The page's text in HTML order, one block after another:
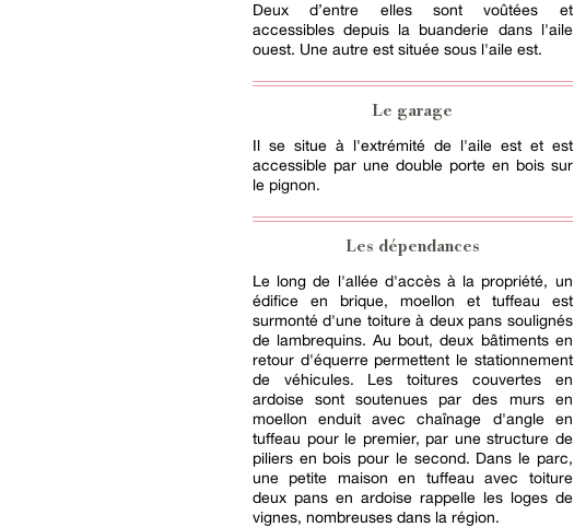
Deux d’entre elles sont voûtées et
accessibles depuis la buanderie dans l'aile
ouest. Une autre est située sous l'aile est.
Le garage
Il se situe à l'extrémité de l'aile est et est
accessible par une double porte en bois sur
le pignon.
Les dépendances
Le long de l'allée d'accès à la propriété, un
édifice en brique, moellon et tuffeau est
surmonté d'une toiture à deux pans soulignés
de lambrequins. Au bout, deux bâtiments en
retour d'équerre permettent le stationnement
de véhicules. Les toitures couvertes en
ardoise sont soutenues par des murs en
moellon enduit avec chaînage d'angle en
tuffeau pour le premier, par une structure de
piliers en bois pour le second. Dans le parc,
une petite maison en tuffeau avec toiture
deux pans en ardoise rappelle les loges de
vignes, nombreuses dans la région.